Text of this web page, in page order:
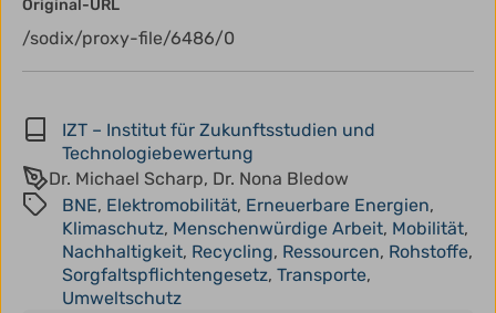
Original-URL
/sodix/proxy-file/6486/0
IZT – Institut für Zukunftsstudien und
Technologiebewertung
Dr. Michael Scharp, Dr. Nona Bledow
BNE, Elektromobilität, Erneuerbare Energien,
Klimaschutz, Menschenwürdige Arbeit, Mobilität,
Nachhaltigkeit, Recycling, Ressourcen, Rohstoffe,
Sorgfaltspflichtengesetz, Transporte,
Umweltschutz